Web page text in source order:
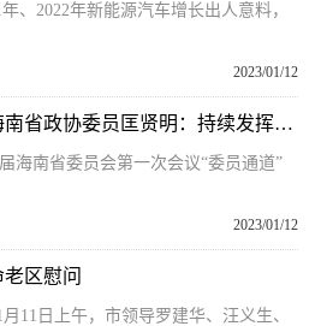
、2022年新能源汽车增长出人意料，
2023/01/12
世界观察：委员通道｜海南省政协委员匡贤明：持续发挥RCEP与自贸港政策叠加效应
海南省委员会第一次会议“委员通道”
2023/01/12
区慰问
11日上午，市领导罗建华、汪义生、